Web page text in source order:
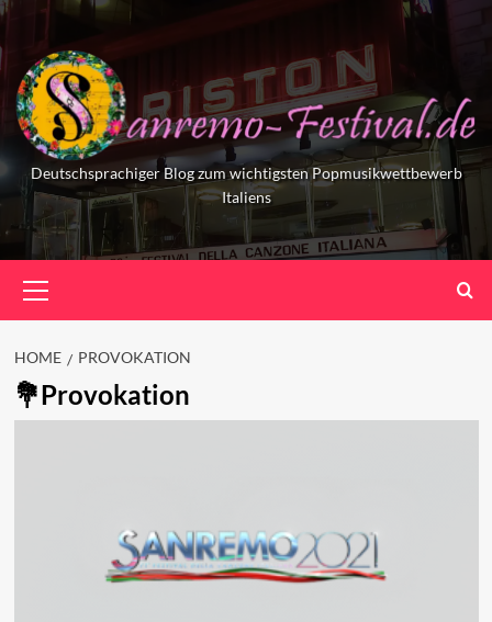
Skip
to
content
Deutschsprachiger Blog zum wichtigsten Popmusikwettbewerb
Italiens
Menu
HOME PROVOKATION
Provokation